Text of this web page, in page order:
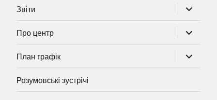
Звіти
підменю
Про центр
підменю
План графік
підменю
Розумовські зустрічі